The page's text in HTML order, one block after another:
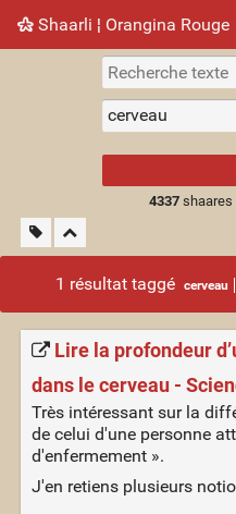
Shaarli ¦ Orangina Rouge
Nuage de tags Mur
4337shaares
1 résultat taggé cerveau
Lire la profondeur
dans le cerveau -
Très intéressant sur la
de celui d'une personne
d'enfermement ».
J'en retiens plusieurs